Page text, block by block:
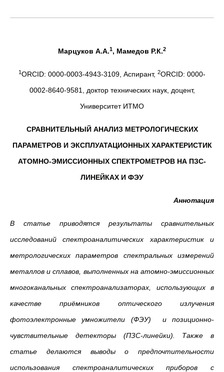
Марцуков А.А.1, Мамедов Р.К.2
1ORCID: 0000-0003-4943-3109, Аспирант, 2ORCID: 0000-
0002-8640-9581, доктор технических наук, доцент,
Университет ИТМО
СРАВНИТЕЛЬНЫЙ АНАЛИЗ МЕТРОЛОГИЧЕСКИХ
ПАРАМЕТРОВ И ЭКСПЛУАТАЦИОННЫХ ХАРАКТЕРИСТИК
АТОМНО-ЭМИССИОННЫХ СПЕКТРОМЕТРОВ НА ПЗС-
ЛИНЕЙКАХ И ФЭУ
Аннотация
В статье приводятся результаты сравнительных
исследований спектроаналитических характеристик и
метрологических параметров спектральных измерений
металлов и сплавов, выполненных на атомно-эмиссионных
многоканальных спектроанализаторах, использующих в
качестве приёмников оптического излучения
фотоэлектронные умножители (ФЭУ) и позиционно-
чувствительные детекторы (ПЗС-линейки). Также в
статье делаются выводы о предпочтительности
использования спектроаналитических приборов с